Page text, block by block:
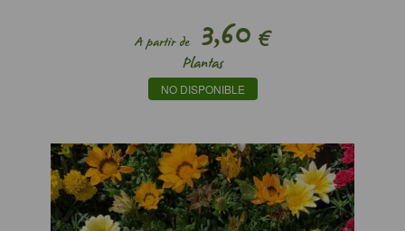
A partir de3,60 €
Plantas
NO DISPONIBLE